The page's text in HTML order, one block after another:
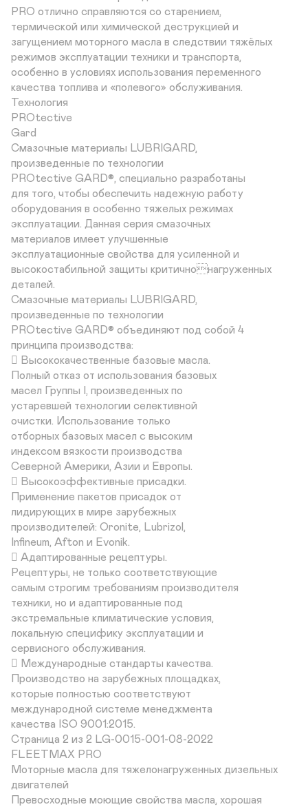
PRO отлично справляются со старением,
термической или химической деструкцией и
загущением моторного масла в следствии тяжёлых
режимов эксплуатации техники и транспорта,
особенно в условиях использования переменного
качества топлива и «полевого» обслуживания.
Технология
PROtective
Gard
Смазочные материалы LUBRIGARD,
произведенные по технологии
PROtective GARD®, специально разработаны
для того, чтобы обеспечить надежную работу
оборудования в особенно тяжелых режимах
эксплуатации. Данная серия смазочных
материалов имеет улучшенные
эксплуатационные свойства для усиленной и
высокостабильной защиты критичнонагруженных
деталей.
Смазочные материалы LUBRIGARD,
произведенные по технологии
PROtective GARD® объединяют под собой 4
принципа производства:
 Высококачественные базовые масла.
Полный отказ от использования базовых
масел Группы I, произведенных по
устаревшей технологии селективной
очистки. Использование только
отборных базовых масел с высоким
индексом вязкости производства
Северной Америки, Азии и Европы.
 Высокоэффективные присадки.
Применение пакетов присадок от
лидирующих в мире зарубежных
производителей: Oronite, Lubrizol,
Infineum, Afton и Evonik.
 Адаптированные рецептуры.
Рецептуры, не только соответствующие
самым строгим требованиям производителя
техники, но и адаптированные под
экстремальные климатические условия,
локальную специфику эксплуатации и
сервисного обслуживания.
 Международные стандарты качества.
Производство на зарубежных площадках,
которые полностью соответствуют
международной системе менеджмента
качества ISO 9001:2015.
Страница 2 из 2 LG-0015-001-08-2022
FLEETMAX PRO
Моторные масла для тяжелонагруженных дизельных
двигателей
Превосходные моющие свойства масла, хорошая